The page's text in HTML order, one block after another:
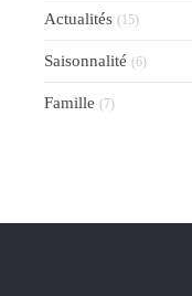
Actualités (15)
Saisonnalité (6)
Famille (7)